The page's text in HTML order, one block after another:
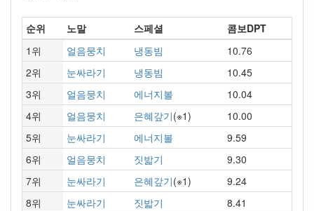
순위 노말 스페셜
콤보DPT
1위
얼음뭉치 냉동빔
10.76
2위
눈싸라기 냉동빔
10.45
3위
얼음뭉치 에너지볼
10.04
4위
얼음뭉치 은혜갚기(※1)
10.00
5위
눈싸라기 에너지볼
9.59
6위
얼음뭉치 짓밟기
9.30
7위
눈싸라기 은혜갚기(※1)
9.24
8위
눈싸라기 짓밟기
8.41